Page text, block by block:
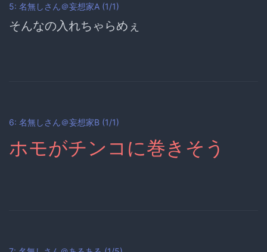
5: 名無しさん＠妄想家A (1/1)
そんなの入れちゃらめぇ
6: 名無しさん＠妄想家B (1/1)
ホモがチンコに巻きそう